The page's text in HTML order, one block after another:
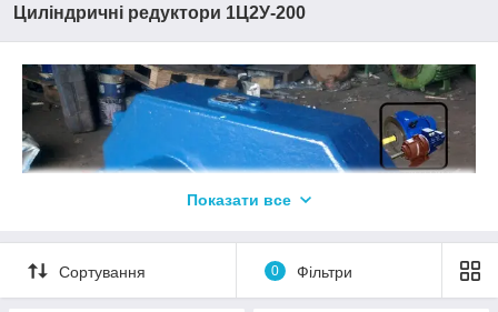
Циліндричні редуктори 1Ц2У-200
Показати все
Сортування 0 Фільтри